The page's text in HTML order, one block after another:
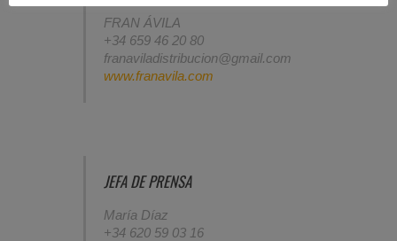
FRAN ÁVILA
+34 659 46 20 80
franaviladistribucion@gmail.com
www.franavila.com
JEFA DE PRENSA
María Díaz
+34 620 59 03 16